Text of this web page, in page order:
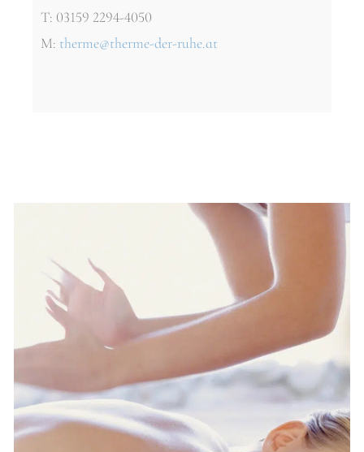
T: 03159 2294-4050
M: therme@therme-der-ruhe.at